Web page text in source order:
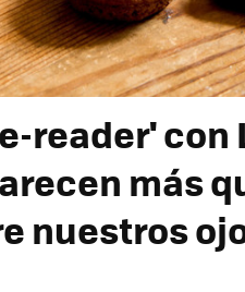
reader' con
más
nuestros